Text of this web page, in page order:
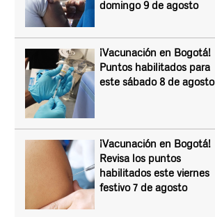
domingo 9 de agosto
¡Vacunación en Bogotá!
Puntos habilitados para
este sábado 8 de agosto
¡Vacunación en Bogotá!
Revisa los puntos
habilitados este viernes
festivo 7 de agosto